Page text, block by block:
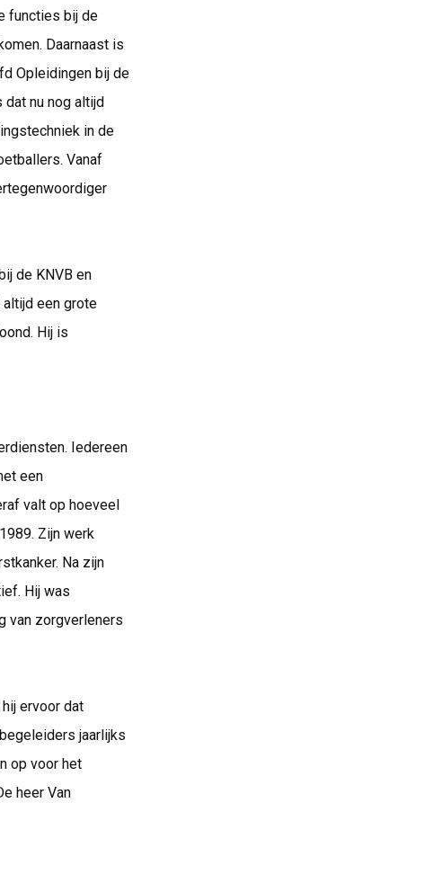
functies bij de
Daarnaast is
Opleidingen bij de
nu nog altijd
in de
Vanaf
de KNVB en
altijd een grote
Hij is
Iedereen
een
valt op hoeveel
Zijn werk
Na zijn
Hij was
van zorgverleners
ervoor dat
jaarlijks
op voor het
heer Van